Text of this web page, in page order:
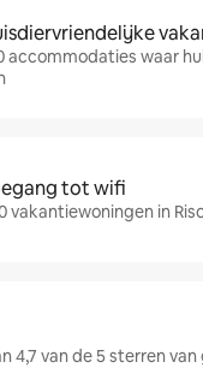
accommodaties waar
tot wifi
vakantiewoningen in
4,7 van de 5 sterren